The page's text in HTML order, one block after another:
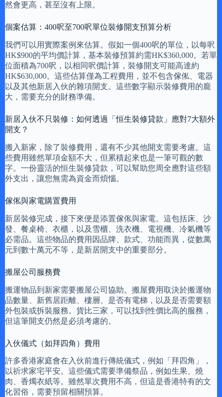
然會更高，甚至沒有上限。
個案估算：400呎至700呎單位裝修開支預算分析
我們可以用實際案例來估算。假如一個400呎的單位，以每呎
HK$900的平均價計算，基本裝修預算約需HK$360,000。若單
位面積為700呎，以相同呎價計算，裝修開支可能高達約
HK$630,000。這些估算僅為工程費用，並不包含傢俬、電器
以及其他新居入伙的雜項開支。這些數字顯示裝修費用的龐
大，需要充分的財務準備。
新居入伙不只裝修：如何透過「恒生裝修貸款」應對7大額外
開支？
搬入新家，除了裝修費用，還有不少其他開支需要考慮。這
些費用雖然單項金額不大，但累積起來也是一筆可觀的數
字。一份靈活的恒生裝修貸款，可以幫助您周全應對這些額
外支出，讓您無需為資金而煩惱。
傢俬與家電購置費用
新居裝修完成，接下來便是添置傢俬與家電。這包括床、沙
發、餐桌椅、衣櫃，以及雪櫃、洗衣機、電視機、冷氣機等
必需品。這些物品的費用因品牌、款式、功能而異，從數萬
元到數十萬元不等，是新居開支中的重要部分。
搬屋公司服務費
搬運物品到新家需要搬屋公司協助。搬屋費用取決於搬運物
品數量、新舊居距離、樓層、是否有電梯，以及是否需要額
外包裝或拆裝服務。貨比三家，可以找到性價比高的服務，
但這筆開支仍然是必須考慮的。
入伙儀式（如拜四角）費用
許多香港家庭會在入伙前進行傳統儀式，例如「拜四角」，
以祈求家宅平安。這些儀式需要準備祭品，例如生果、燒
肉、香燭衣紙等。雖然單次費用不高，但這是香港特有的文
化習俗，需要預留相關預算。